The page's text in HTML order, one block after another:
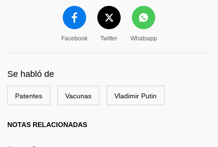
Facebook Twitter Whatsapp
Se habló de
Patentes Vacunas Vladimir Putin
NOTAS RELACIONADAS